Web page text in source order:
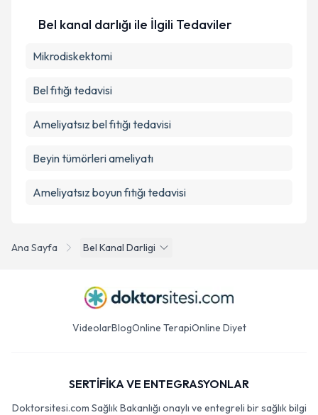
Ana Sayfa Bel Kanal Darligi
Bel kanal darlığı ile İlgili Tedaviler
Mikrodiskektomi
Bel fıtığı tedavisi
Ameliyatsız bel fıtığı tedavisi
Beyin tümörleri ameliyatı
Ameliyatsız boyun fıtığı tedavisi
VideolarBlogOnline TerapiOnline Diyet
SERTİFİKA VE ENTEGRASYONLAR
Doktorsitesi.com Sağlık Bakanlığı onaylı ve entegreli bir sağlık bilgi